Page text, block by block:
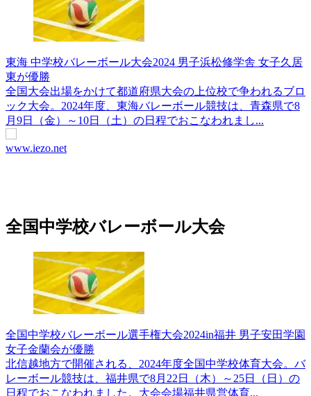
東海 中学校バレーボール大会2024 男子浜松修学舎 女子久居
東が優勝
全国大会出場をかけて都道府県大会の上位校で争われるブロ
ック大会。2024年度、東海バレーボール競技は、青森県で8
月9日（金）～10日（土）の日程でおこなわれまし...
www.iezo.net
全国中学校バレーボール大会
全国中学校バレーボール選手権大会2024in福井 男子安田学園
女子金蘭会が優勝
北信越地方で開催される、2024年度全国中学校体育大会。バ
レーボール競技は、福井県で8月22日（木）～25日（日）の
日程でおこなわれました。大会会場福井県営体育...